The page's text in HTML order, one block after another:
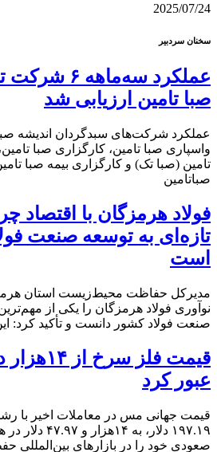
2025/07/24
سخنان سردبیر
عملکرد
صبا تامین ارزیابی شد
عملکرد شرکت‌های سبدگردان اندیشه صبا،
واسپاری صبا تامین، کارگزاری صبا
تامین (صبا تک) و کارگزاری بیمه صبا
صباتامین
فولاد هرمزگان با اقتصاد
تازه‌ای به توسعه صنعت
است
مدیرکل حفاظت محیط‌زیست استان
نوآوری فولاد هرمزگان را یکی از
صنعت فولاد کشور دانست و تأکید کرد:
قیمت فلز
عبور کرد
۱۹۷.۱۹ دلار، به
صعودی خود را در بازارهای بین‌المللی